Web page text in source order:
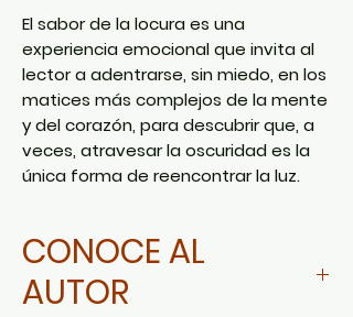
El sabor de la locura es una
experiencia emocional que invita al
lector a adentrarse, sin miedo, en los
matices más complejos de la mente
y del corazón, para descubrir que, a
veces, atravesar la oscuridad es la
única forma de reencontrar la luz.
CONOCE AL
AUTOR